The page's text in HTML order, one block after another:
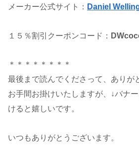
メーカー公式サイト： Daniel
１５％割引クーポンコード：
＊＊＊＊＊＊＊＊
最後まで読んでくださって、ありが
お手間お掛けいたしますが、↓バナ
けると嬉しいです。
いつもありがとうございます。